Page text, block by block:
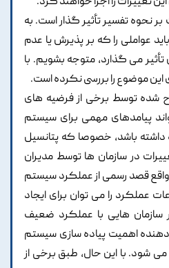
بر نحوه تفسیر تأثیر گذار است. به
باید عواملی را که بر پذیرش یا عدم
می گذارد، متوجه بشویم. با
این موضوع را بررسی نکرده است.
شده توسط برخی از فرضیه های
پیامدهای مهمی برای سیستم
باشد، خصوصا که پتانسیل
در سازمان ها توسط مدیران
قصد رسمی از عملکرد سیستم
عملکرد را می توان برای ایجاد
سازمان هایی با عملکرد ضعیف
اهمیت پیاده سازی سیستم
شود. با این حال، طبق برخی از